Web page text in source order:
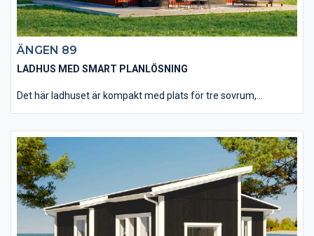
ÄNGEN 89
LADHUS MED SMART PLANLÖSNING
Det här ladhuset är kompakt med plats för tre sovrum,
permanentboende får man verkligen compact living med stil.
Två mindre sovrum och ett stort sovrum når man från den lilla
hemtrevliga hallen och entrén. Även badrummet har ingång via
hallen. Hallen mynnar ut i det stora kombinerade köket och
vardagsrummet med ryggåstak och fönster utmed hela
kortsidan. Här är också utgången till uteplatsen placerad vilket
ytterligare förstärker känslan av yta och rymd när man kan ha
dörren helt öppen.